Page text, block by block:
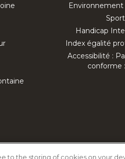
Sport
Handicap
Index égalité
Accessibilité :
conforme
to the storing of cookies on your